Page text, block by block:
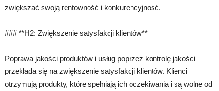
zwiększać swoją rentowność i konkurencyjność.
### **H2: Zwiększenie satysfakcji klientów**
Poprawa jakości produktów i usług poprzez kontrolę jakości
przekłada się na zwiększenie satysfakcji klientów. Klienci
otrzymują produkty, które spełniają ich oczekiwania i są wolne od